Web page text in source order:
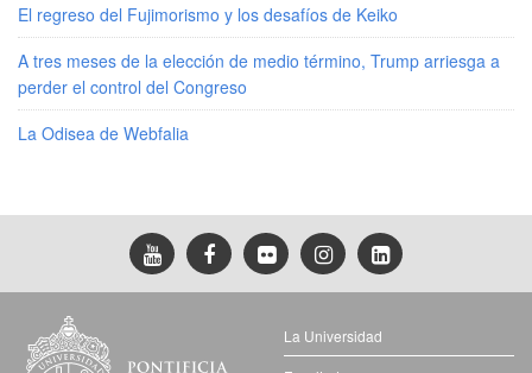
El regreso del Fujimorismo y los desafíos de Keiko
A tres meses de la elección de medio término, Trump arriesga a
perder el control del Congreso
La Odisea de Webfalia
La Universidad